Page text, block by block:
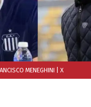
MENEGHINI | X